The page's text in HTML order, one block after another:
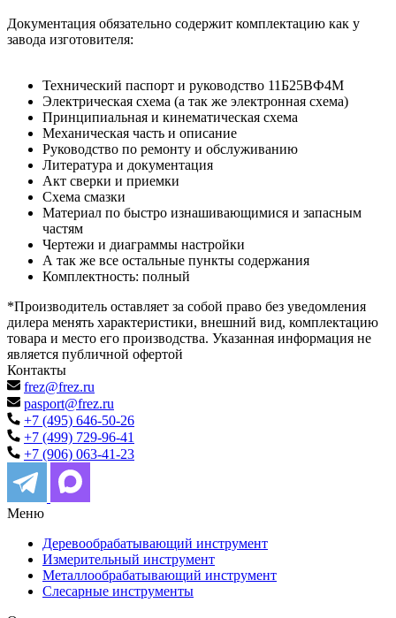
Документация обязательно содержит комплектацию как у
завода изготовителя:
Технический паспорт и руководство 11Б25ВФ4М
Электрическая схема (а так же электронная схема)
Принципиальная и кинематическая схема
Механическая часть и описание
Руководство по ремонту и обслуживанию
Литература и документация
Акт сверки и приемки
Схема смазки
Материал по быстро изнашивающимися и запасным
частям
Чертежи и диаграммы настройки
А так же все остальные пункты содержания
Комплектность: полный
*Производитель оставляет за собой право без уведомления
дилера менять характеристики, внешний вид, комплектацию
товара и место его производства. Указанная информация не
является публичной офертой
Контакты
frez@frez.ru
pasport@frez.ru
+7 (495) 646-50-26
+7 (499) 729-96-41
+7 (906) 063-41-23
Меню
Деревообрабатывающий инструмент
Измерительный инструмент
Металлообрабатывающий инструмент
Слесарные инструменты